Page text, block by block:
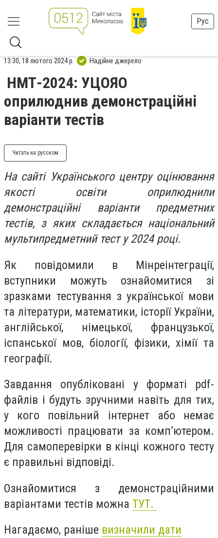
Рус
13:30, 18 лютого 2024 р. Надійне джерело
НМТ-2024: УЦОЯО
оприлюднив демонстраційні
варіанти тестів
Читать на русском
На сайті Українського центру оцінювання
якості освіти оприлюднили
демонстраційні варіанти предметних
тестів, з яких складається національний
мультипредметний тест у 2024 році.
Як повідомили в Мінреінтеграції,
вступники можуть ознайомитися зі
зразками тестування з української мови
та літератури, математики, історії України,
англійської, німецької, французької,
іспанської мов, біології, фізики, хімії та
географії.
Завдання опубліковані у форматі pdf-
файлів і будуть зручними навіть для тих,
у кого повільний інтернет або немає
можливості працювати за комп’ютером.
Для самоперевірки в кінці кожного тесту
є правильні відповіді.
Ознайомитися з демонстраційними
варіантами тестів можна ТУТ.
Нагадаємо, раніше визначили дати